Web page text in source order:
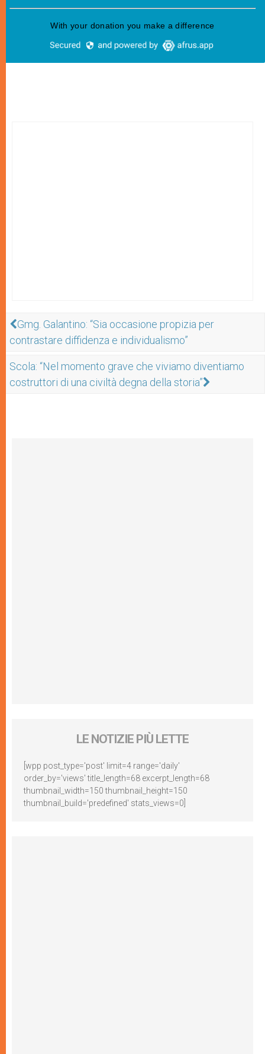
Gmg. Galantino: “Sia occasione propizia per
contrastare diffidenza e individualismo”
Scola: “Nel momento grave che viviamo diventiamo
costruttori di una civiltà degna della storia”
LE NOTIZIE PIÙ LETTE
[wpp post_type='post' limit=4 range='daily'
order_by='views' title_length=68 excerpt_length=68
thumbnail_width=150 thumbnail_height=150
thumbnail_build='predefined' stats_views=0]